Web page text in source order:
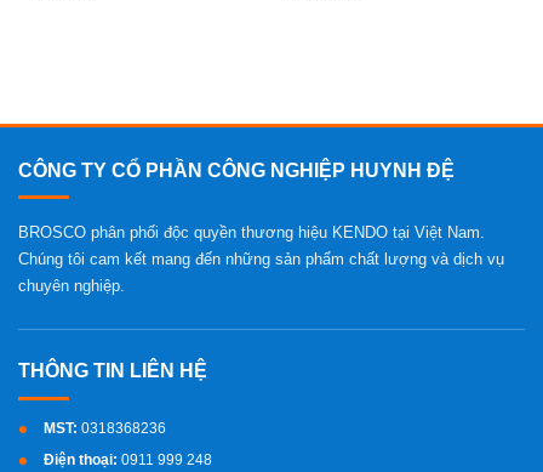
CÔNG TY CỔ PHẦN CÔNG NGHIỆP HUYNH ĐỆ
BROSCO phân phối độc quyền thương hiệu KENDO tại Việt Nam.
Chúng tôi cam kết mang đến những sản phẩm chất lượng và dịch vụ
chuyên nghiệp.
MST: 0318368236
Điện thoại: 0911 999 248